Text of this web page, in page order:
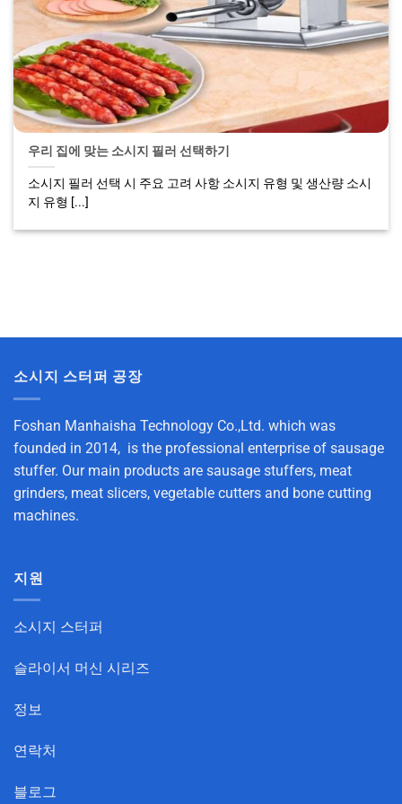
우리 집에 맞는 소시지 필러 선택하기
소시지 필러 선택 시 주요 고려 사항 소시지 유형 및 생산량 소시
지 유형 [...]
소시지 스터퍼 공장
Foshan Manhaisha Technology Co.,Ltd. which was
founded in 2014, is the professional enterprise of sausage
stuffer. Our main products are sausage stuffers, meat
grinders, meat slicers, vegetable cutters and bone cutting
machines.
지원
소시지 스터퍼
슬라이서 머신 시리즈
정보
연락처
블로그